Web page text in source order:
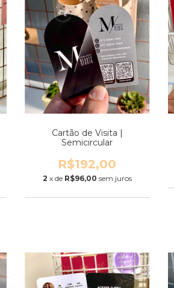
Cartão de Visita |
Semicircular
R$192,00
2 x de R$96,00 sem juros